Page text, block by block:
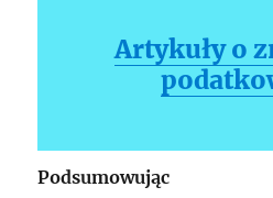
Artykuły o
Podsumowując